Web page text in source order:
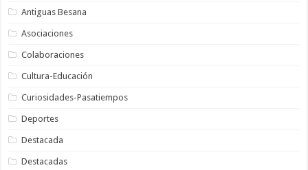
Antiguas Besana
Asociaciones
Colaboraciones
Cultura-Educación
Curiosidades-Pasatiempos
Deportes
Destacada
Destacadas